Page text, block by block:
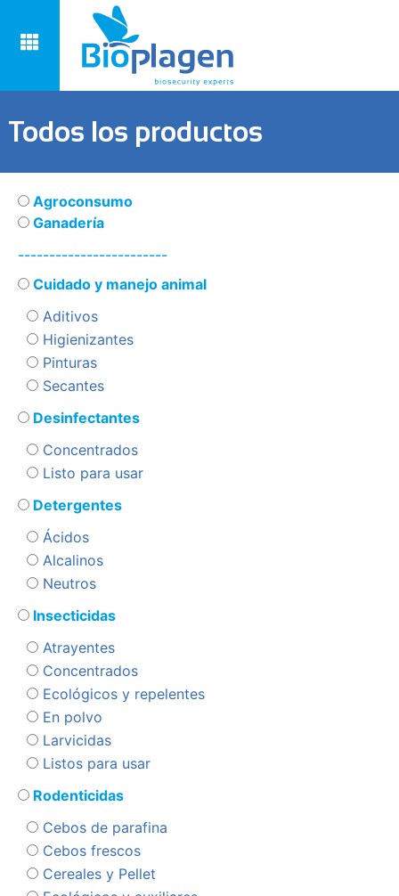
Todos los productos
Agroconsumo
Ganadería
------------------------
Cuidado y manejo animal
Aditivos
Higienizantes
Pinturas
Secantes
Desinfectantes
Concentrados
Listo para usar
Detergentes
Ácidos
Alcalinos
Neutros
Insecticidas
Atrayentes
Concentrados
Ecológicos y repelentes
En polvo
Larvicidas
Listos para usar
Rodenticidas
Cebos de parafina
Cebos frescos
Cereales y Pellet